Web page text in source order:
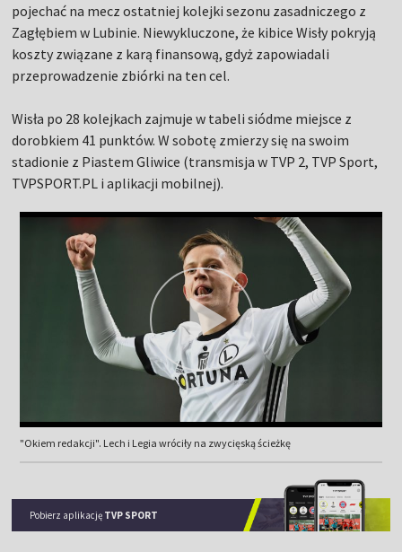
pojechać na mecz ostatniej kolejki sezonu zasadniczego z
Zagłębiem w Lubinie. Niewykluczone, że kibice Wisły pokryją
koszty związane z karą finansową, gdyż zapowiadali
przeprowadzenie zbiórki na ten cel.
Wisła po 28 kolejkach zajmuje w tabeli siódme miejsce z
dorobkiem 41 punktów. W sobotę zmierzy się na swoim
stadionie z Piastem Gliwice (transmisja w TVP 2, TVP Sport,
TVPSPORT.PL i aplikacji mobilnej).
"Okiem redakcji". Lech i Legia wróciły na zwycięską ścieżkę
Pobierz aplikację TVP SPORT